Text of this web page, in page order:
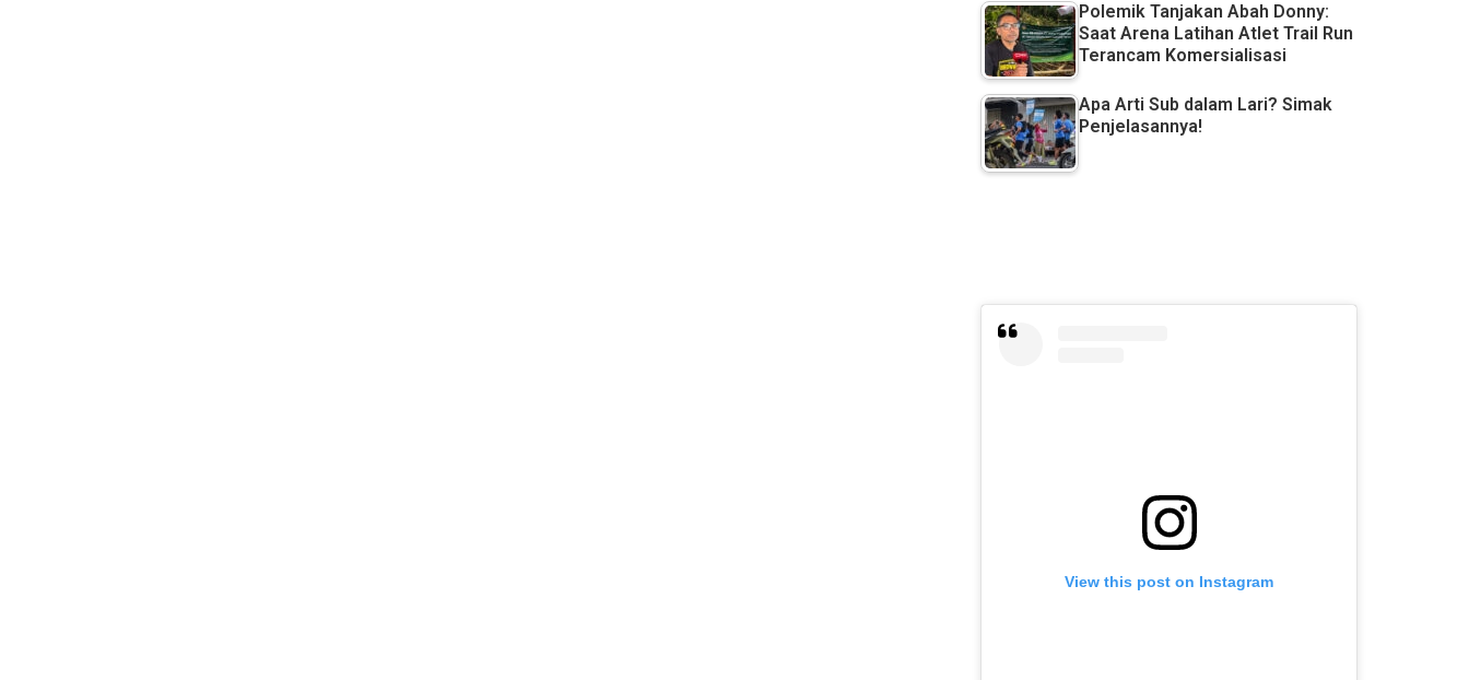
Polemik Tanjakan Abah Donny:
Saat Arena Latihan Atlet Trail Run
Terancam Komersialisasi
Apa Arti Sub dalam Lari? Simak
Penjelasannya!
View this post on Instagram